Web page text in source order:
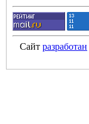
Сайт разработан